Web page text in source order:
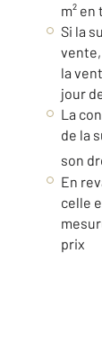
m² en
Si la
vente,
la
jour
La
de la
son
En
celle
prix